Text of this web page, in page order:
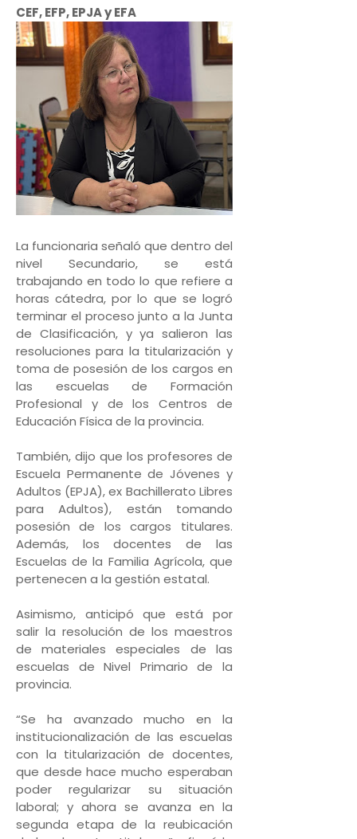
CEF, EFP, EPJA y EFA
La funcionaria señaló que dentro del
nivel Secundario, se está
trabajando en todo lo que refiere a
horas cátedra, por lo que se logró
terminar el proceso junto a la Junta
de Clasificación, y ya salieron las
resoluciones para la titularización y
toma de posesión de los cargos en
las escuelas de Formación
Profesional y de los Centros de
Educación Física de la provincia.
También, dijo que los profesores de
Escuela Permanente de Jóvenes y
Adultos (EPJA), ex Bachillerato Libres
para Adultos), están tomando
posesión de los cargos titulares.
Además, los docentes de las
Escuelas de la Familia Agrícola, que
pertenecen a la gestión estatal.
Asimismo, anticipó que está por
salir la resolución de los maestros
de materiales especiales de las
escuelas de Nivel Primario de la
provincia.
“Se ha avanzado mucho en la
institucionalización de las escuelas
con la titularización de docentes,
que desde hace mucho esperaban
poder regularizar su situación
laboral; y ahora se avanza en la
segunda etapa de la reubicación